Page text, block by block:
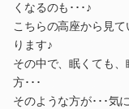
くなるのも･･･♪
こちらの高座から見
ります♪
その中で、眠くても
方･･･
そのような方が･･･気